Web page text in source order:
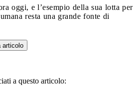
oggi, e l’esempio della sua lotta per
resta una grande fonte di
articolo
a questo articolo: